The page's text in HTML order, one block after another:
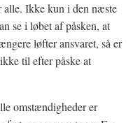
Ikke kun i den næste
se i løbet af påsken, at
løfter ansvaret, så er
til efter påske at
omstændigheder er